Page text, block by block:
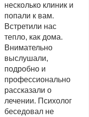
несколько клиник и
попали к вам.
Встретили нас
тепло, как дома.
Внимательно
выслушали,
подробно и
профессионально
рассказали о
лечении. Психолог
беседовал не